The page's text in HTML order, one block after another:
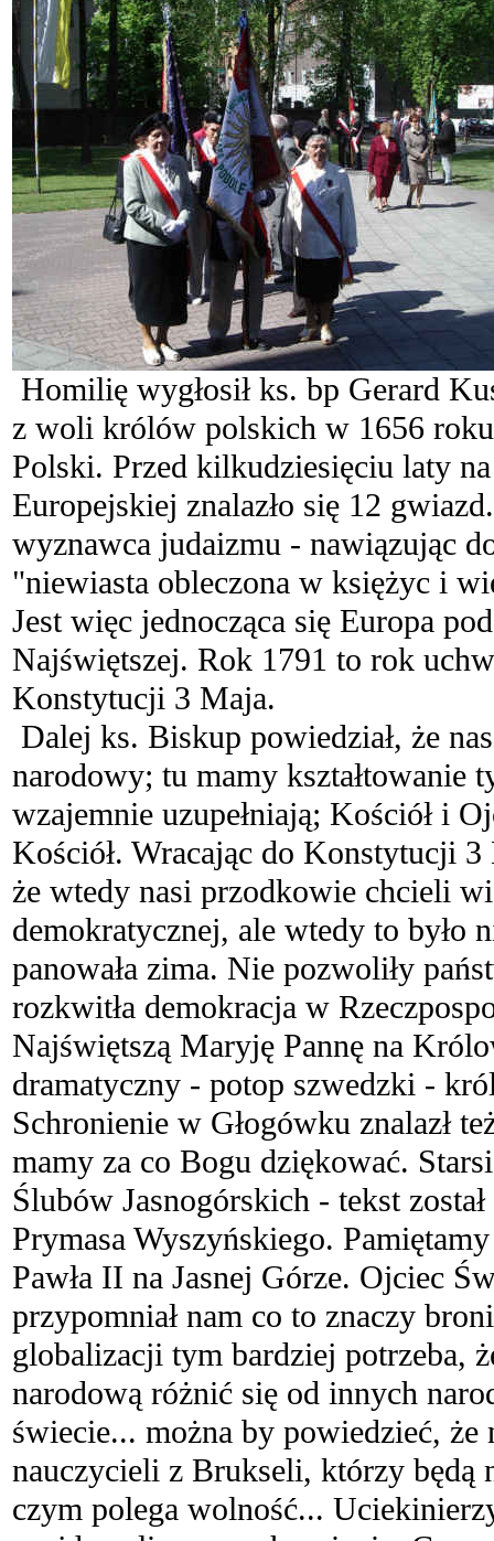
Homilię wygłosił ks. bp Gerard
z woli królów polskich w 1656
Polski. Przed kilkudziesięciu laty
Europejskiej znalazło się 12
wyznawca judaizmu - nawiązując
"niewiasta obleczona w księżyc i
Jest więc jednocząca się Europa
Najświętszej. Rok 1791 to rok
Konstytucji 3 Maja.
Dalej ks. Biskup powiedział, że
narodowy; tu mamy kształtowanie
wzajemnie uzupełniają; Kościół i
Kościół. Wracając do Konstytucji
że wtedy nasi przodkowie chcieli
demokratycznej, ale wtedy to było
panowała zima. Nie pozwoliły
rozkwitła demokracja w
Najświętszą Maryję Pannę na
dramatyczny - potop szwedzki -
Schronienie w Głogówku znalazł
mamy za co Bogu dziękować.
Ślubów Jasnogórskich - tekst
Prymasa Wyszyńskiego.
Pawła II na Jasnej Górze. Ojciec
przypomniał nam co to znaczy
globalizacji tym bardziej potrzeba,
narodową różnić się od innych
świecie... można by powiedzieć, że
nauczycieli z Brukseli, którzy będą
czym polega wolność...